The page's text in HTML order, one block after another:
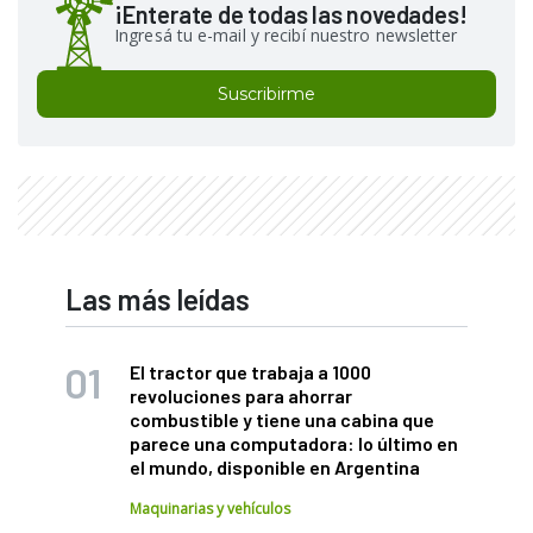
¡Enterate de todas las novedades!
Ingresá tu e-mail y recibí nuestro newsletter
Suscribirme
Las más leídas
El tractor que trabaja a 1000
revoluciones para ahorrar
combustible y tiene una cabina que
parece una computadora: lo último en
el mundo, disponible en Argentina
Maquinarias y vehículos